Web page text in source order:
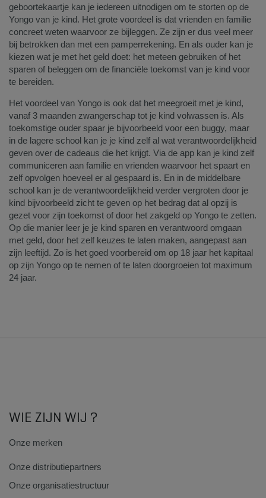
geboortekaartje kan je iedereen uitnodigen om te storten op de
Yongo van je kind. Het grote voordeel is dat vrienden en familie
concreet weten waarvoor ze bijleggen. Ze zijn er dus veel meer
bij betrokken dan met een pamperrekening. En als ouder kan je
kiezen wat je met het geld doet: het meteen gebruiken of het
sparen of beleggen om de financiële toekomst van je kind voor
te bereiden.
Het voordeel van Yongo is ook dat het meegroeit met je kind,
vanaf 3 maanden zwangerschap tot je kind volwassen is. Als
toekomstige ouder spaar je bijvoorbeeld voor een buggy, maar
in de lagere school kan je je kind zelf al wat verantwoordelijkheid
geven over de cadeaus die het krijgt. Via de app kan je kind zelf
communiceren aan familie en vrienden waarvoor het spaart en
zelf opvolgen hoeveel er al gespaard is. En in de middelbare
school kan je de verantwoordelijkheid verder vergroten door je
kind bijvoorbeeld zicht te geven op het bedrag dat al opzij is
gezet voor zijn toekomst of door het zakgeld op Yongo te zetten.
Op die manier leer je je kind sparen en verantwoord omgaan
met geld, door het zelf keuzes te laten maken, aangepast aan
zijn leeftijd. Zo is het goed voorbereid om op 18 jaar het kapitaal
op zijn Yongo op te nemen of te laten doorgroeien tot maximum
24 jaar.​
WIE ZIJN WIJ ?
Onze merken
Onze distributiepartners
Onze organisatiestructuur